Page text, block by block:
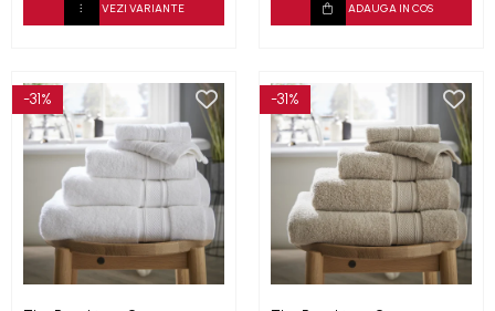
VEZI VARIANTE ADAUGA IN COS
-31% -31%